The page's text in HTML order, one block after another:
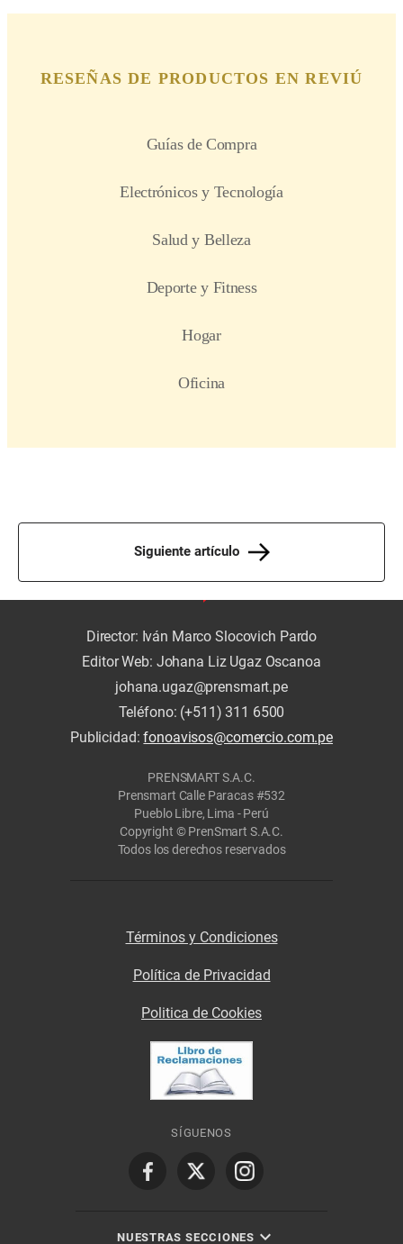
Siguiente artículo
Director: Iván Marco Slocovich Pardo
Editor Web: Johana Liz Ugaz Oscanoa
johana.ugaz@prensmart.pe
Teléfono: (+511) 311 6500
Publicidad:fonoavisos@comercio.com.pe
PRENSMART S.A.C.
Prensmart Calle Paracas #532
Pueblo Libre, Lima - Perú
Copyright © PrenSmart S.A.C.
Todos los derechos reservados
Términos y Condiciones
Política de Privacidad
Politica de Cookies
SÍGUENOS
NUESTRAS SECCIONES